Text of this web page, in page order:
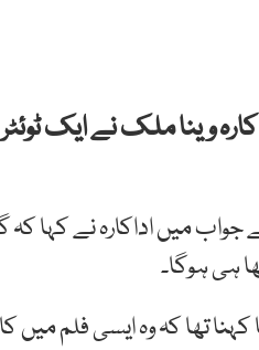
وینا ملک نے ایک
میں اداکارہ نے کہا کہ
ہی ہوگا۔
تھا کہ وہ ایسی فلم